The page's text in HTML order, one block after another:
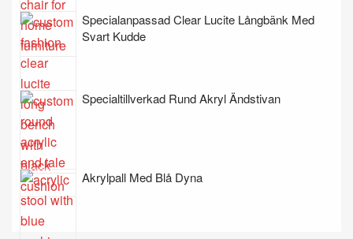
Specialanpassad Clear Lucite Långbänk Med
Svart Kudde
Specialtillverkad Rund Akryl Ändstivan
Akrylpall Med Blå Dyna